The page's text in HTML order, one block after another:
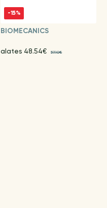
-15%
BIOMECANICS
alates 48.54€ 57.10€